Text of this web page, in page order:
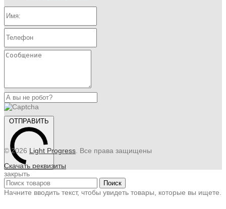
ОТПРАВИТЬ
© 2026 Light Progress . Все права защищены
Скачать реквизиты
закрыть
Поиск
Начните вводить текст, чтобы увидеть товары, которые вы ищете.